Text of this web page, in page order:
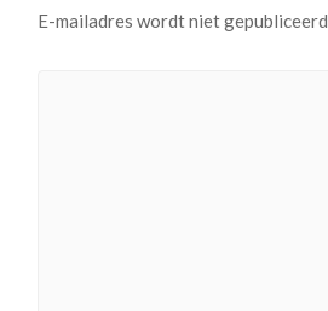
E-mailadres wordt niet gepubliceerd